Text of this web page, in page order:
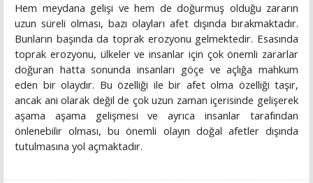
Hem meydana gelişi ve hem de doğurmuş olduğu zararın
uzun süreli olması, bazı olayları afet dışında bırakmaktadır.
Bunların başında da toprak erozyonu gelmektedir. Esasında
toprak erozyonu, ülkeler ve insanlar için çok önemli zararlar
doğuran hatta sonunda insanları göçe ve açlığa mahkum
eden bir olaydır. Bu özelliği ile bir afet olma özelliği taşır,
ancak ani olarak değil de çok uzun zaman içerisinde gelişerek
aşama aşama gelişmesi ve ayrıca insanlar tarafından
önlenebilir olması, bu önemli olayın doğal afetler dışında
tutulmasına yol açmaktadır.